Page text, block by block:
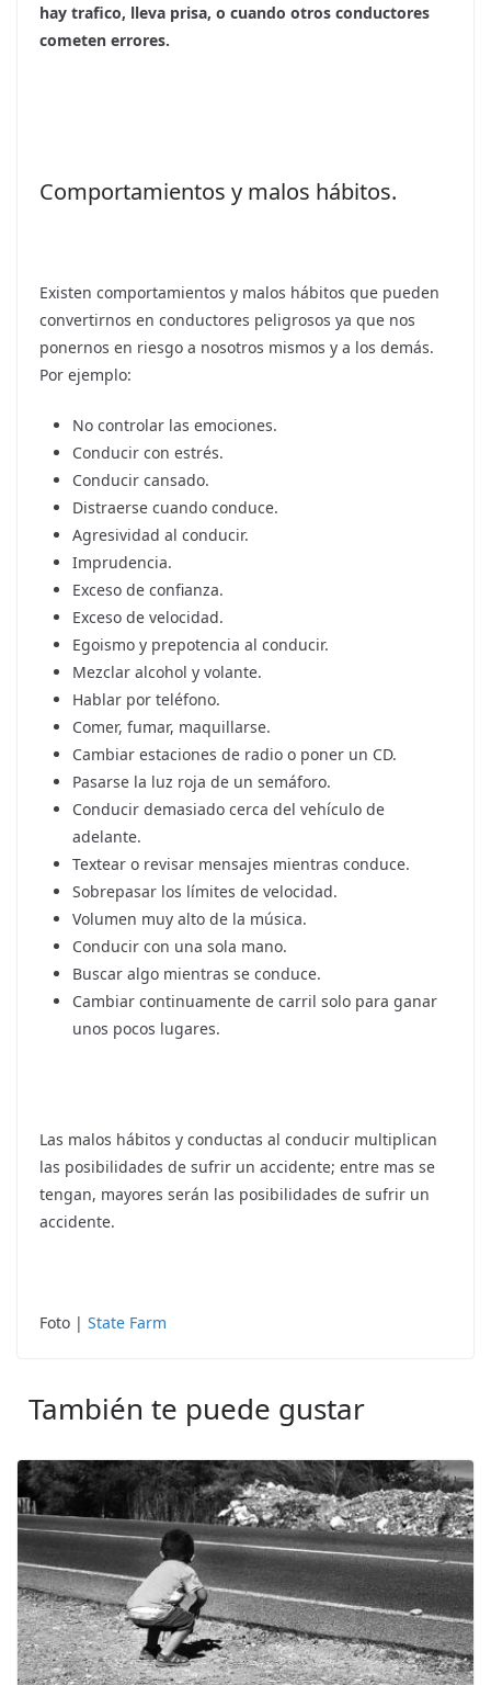
hay trafico, lleva prisa, o cuando otros conductores
cometen errores.
Comportamientos y malos hábitos.
Existen comportamientos y malos hábitos que pueden
convertirnos en conductores peligrosos ya que nos
ponernos en riesgo a nosotros mismos y a los demás.
Por ejemplo:
No controlar las emociones.
Conducir con estrés.
Conducir cansado.
Distraerse cuando conduce.
Agresividad al conducir.
Imprudencia.
Exceso de confianza.
Exceso de velocidad.
Egoismo y prepotencia al conducir.
Mezclar alcohol y volante.
Hablar por teléfono.
Comer, fumar, maquillarse.
Cambiar estaciones de radio o poner un CD.
Pasarse la luz roja de un semáforo.
Conducir demasiado cerca del vehículo de
adelante.
Textear o revisar mensajes mientras conduce.
Sobrepasar los límites de velocidad.
Volumen muy alto de la música.
Conducir con una sola mano.
Buscar algo mientras se conduce.
Cambiar continuamente de carril solo para ganar
unos pocos lugares.
Las malos hábitos y conductas al conducir multiplican
las posibilidades de sufrir un accidente; entre mas se
tengan, mayores serán las posibilidades de sufrir un
accidente.
Foto | State Farm
También te puede gustar